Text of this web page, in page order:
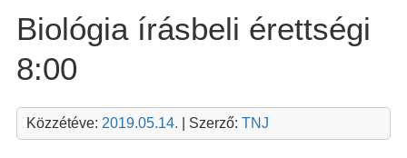
Biológia írásbeli érettségi
8:00
Közzétéve: 2019.05.14. | Szerző: TNJ